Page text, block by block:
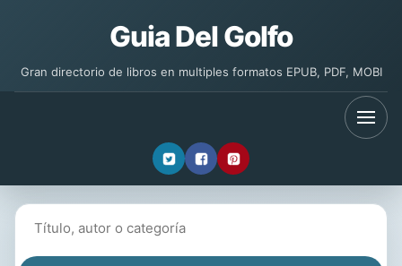
Guia Del Golfo
Gran directorio de libros en multiples formatos EPUB, PDF, MOBI